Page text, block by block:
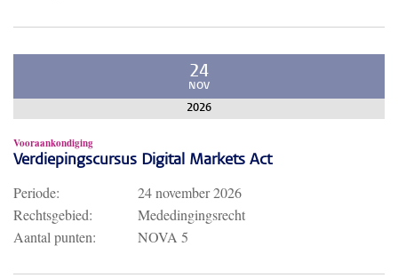
24
NOV
2026
Vooraankondiging
Verdiepingscursus Digital Markets Act
Periode:
24 november 2026
Rechtsgebied:
Mededingingsrecht
Aantal punten:
NOVA 5